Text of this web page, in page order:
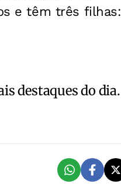
e têm três filhas:
destaques do dia.